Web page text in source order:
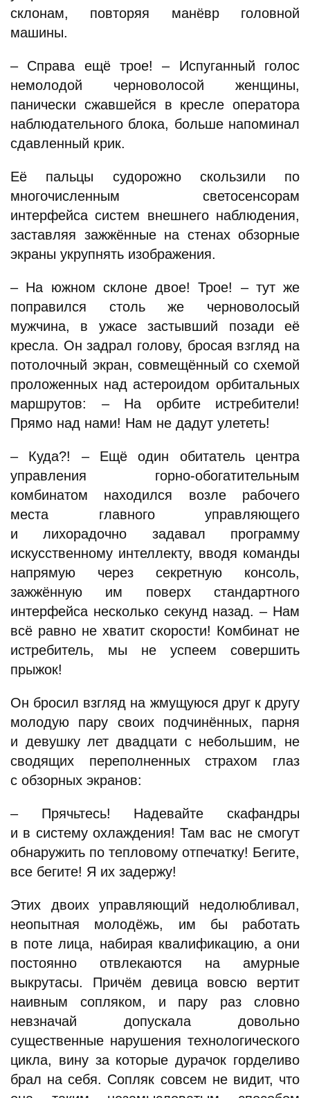
склонам, повторяя манёвр головной
машины.
– Справа ещё трое! – Испуганный голос
немолодой черноволосой женщины,
панически сжавшейся в кресле оператора
наблюдательного блока, больше напоминал
сдавленный крик.
Её пальцы судорожно скользили по
многочисленным светосенсорам
интерфейса систем внешнего наблюдения,
заставляя зажжённые на стенах обзорные
экраны укрупнять изображения.
– На южном склоне двое! Трое! – тут же
поправился столь же черноволосый
мужчина, в ужасе застывший позади её
кресла. Он задрал голову, бросая взгляд на
потолочный экран, совмещённый со схемой
проложенных над астероидом орбитальных
маршрутов: – На орбите истребители!
Прямо над нами! Нам не дадут улететь!
– Куда?! – Ещё один обитатель центра
управления горно-обогатительным
комбинатом находился возле рабочего
места главного управляющего
и лихорадочно задавал программу
искусственному интеллекту, вводя команды
напрямую через секретную консоль,
зажжённую им поверх стандартного
интерфейса несколько секунд назад. – Нам
всё равно не хватит скорости! Комбинат не
истребитель, мы не успеем совершить
прыжок!
Он бросил взгляд на жмущуюся друг к другу
молодую пару своих подчинённых, парня
и девушку лет двадцати с небольшим, не
сводящих переполненных страхом глаз
с обзорных экранов:
– Прячьтесь! Надевайте скафандры
и в систему охлаждения! Там вас не смогут
обнаружить по тепловому отпечатку! Бегите,
все бегите! Я их задержу!
Этих двоих управляющий недолюбливал,
неопытная молодёжь, им бы работать
в поте лица, набирая квалификацию, а они
постоянно отвлекаются на амурные
выкрутасы. Причём девица вовсю вертит
наивным сопляком, и пару раз словно
невзначай допускала довольно
существенные нарушения технологического
цикла, вину за которые дурачок горделиво
брал на себя. Сопляк совсем не видит, что